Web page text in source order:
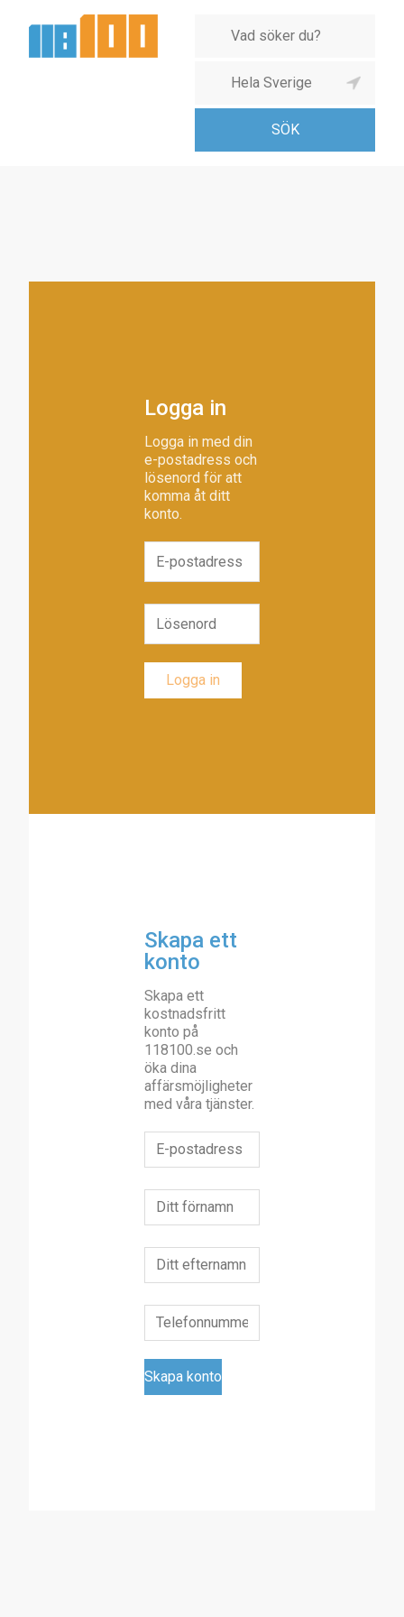
Logga in
Logga in med din
e-postadress och
lösenord för att
komma åt ditt
konto.
Skapa ett
konto
Skapa ett
kostnadsfritt
konto på
118100.se och
öka dina
affärsmöjligheter
med våra tjänster.